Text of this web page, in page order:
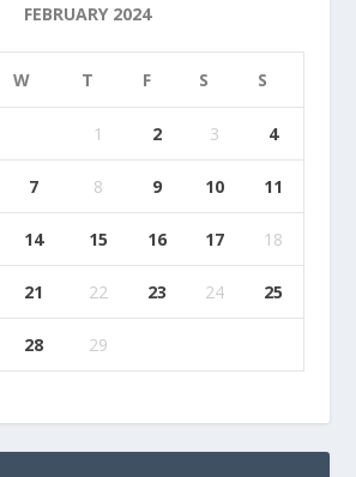
FEBRUARY 2024
W T F S S
1 2 3 4
7 8 9 10 11
14 15 16 17 18
21 22 23 24 25
28
29